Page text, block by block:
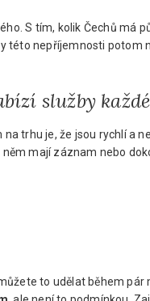
S tím, kolik Čechů má
této nepříjemnosti potom
služby
trhu je, že jsou rychlí a
mají záznam nebo
to udělat během